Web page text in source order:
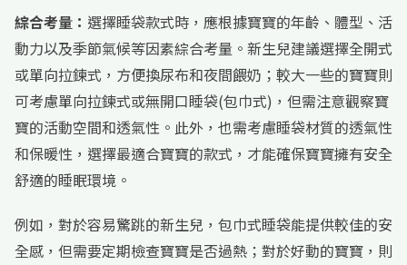
綜合考量： 選擇睡袋款式時，應根據寶寶的年齡、體型、活
動力以及季節氣候等因素綜合考量。新生兒建議選擇全開式
或單向拉鍊式，方便換尿布和夜間餵奶；較大一些的寶寶則
可考慮單向拉鍊式或無開口睡袋(包巾式)，但需注意觀察寶
寶的活動空間和透氣性。此外，也需考慮睡袋材質的透氣性
和保暖性，選擇最適合寶寶的款式，才能確保寶寶擁有安全
舒適的睡眠環境。
例如，對於容易驚跳的新生兒，包巾式睡袋能提供較佳的安
全感，但需要定期檢查寶寶是否過熱；對於好動的寶寶，則